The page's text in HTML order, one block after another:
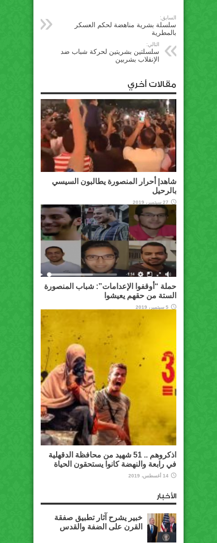
السابق:
سلسلة بشرية مناهضة لحكم العسكر
بالمطرية
التالي:
سلسلتين بشريتين لحركة ‫‏شباب ضد
الإنقلاب‬ بشربين
مقالات أخري
شاهد| أحرار المنصورة يطالبون السيسي
بالرحيل
27 سبتمبر، 2019
حملة “أوقفوا الإعدامات”: شباب المنصورة
الستة من حقهم يعيشوا
5 سبتمبر، 2019
اذكروهم .. 51 شهيد من محافظة الدقهلية
في رابعة والنهضة كانوا يستحقون الحياة
14 أغسطس، 2019
الأخبار
خبير يشرح آثار تطبيق صفقة
القرن على الضفة والقدس